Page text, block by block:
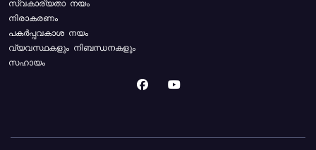
സ്വകാര്യതാ നയം
നിരാകരണം
പകർപ്പവകാശ നയം
വ്യവസ്ഥകളും നിബന്ധനകളും
സഹായം